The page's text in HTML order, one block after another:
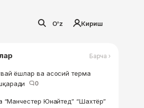
O'z Кириш
Барча ›
ёшлар ва асосий терма
0
“Манчестер Юнайтед” “Шахтёр”